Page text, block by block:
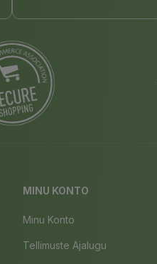
MINU KONTO
Minu Konto
Tellimuste Ajalugu